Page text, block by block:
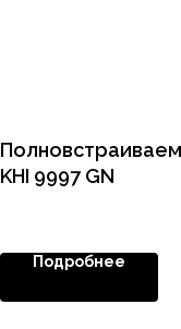
KHI 9997 GN
Подробнее